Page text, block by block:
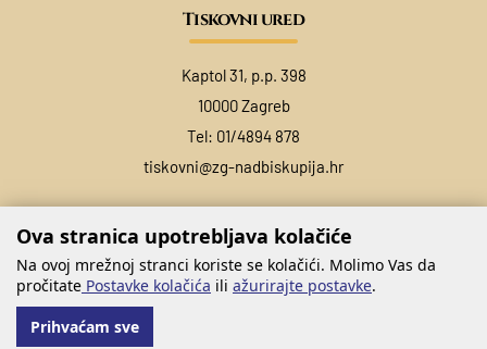
Tiskovni ured
Kaptol 31, p.p. 398
10000 Zagreb
Tel: 01/4894 878
tiskovni@zg-nadbiskupija.hr
Ova stranica upotrebljava kolačiće
Na ovoj mrežnoj stranci koriste se kolačići. Molimo Vas da
pročitate Postavke kolačića ili ažurirajte postavke.
Prihvaćam sve